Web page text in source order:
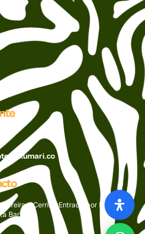
– CerritosEntrada por la Estación
Barbara.